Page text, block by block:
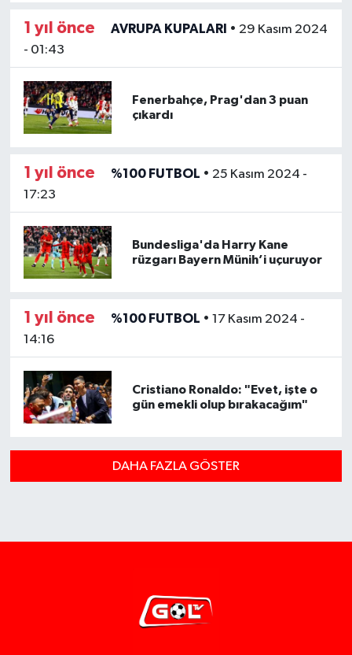
1 yıl önce AVRUPA KUPALARI • 29 Kasım 2024
- 01:43
Fenerbahçe, Prag'dan 3 puan
çıkardı
1 yıl önce %100 FUTBOL • 25 Kasım 2024 -
17:23
Bundesliga'da Harry Kane
rüzgarı Bayern Münih’i uçuruyor
1 yıl önce %100 FUTBOL • 17 Kasım 2024 -
14:16
Cristiano Ronaldo: "Evet, işte o
gün emekli olup bırakacağım"
DAHA FAZLA GÖSTER